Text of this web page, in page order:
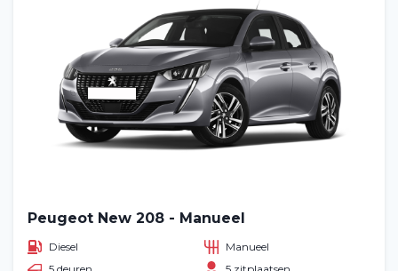
Peugeot New 208 - Manueel
Diesel
Manueel